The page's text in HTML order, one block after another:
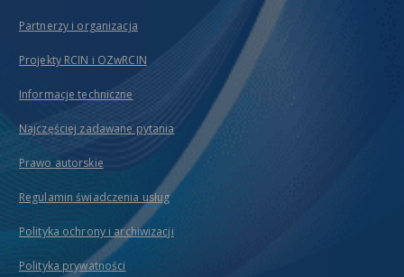
Partnerzy i organizacja
Projekty RCIN i OZwRCIN
Informacje techniczne
Najczęściej zadawane pytania
Prawo autorskie
Regulamin świadczenia usług
Polityka ochrony i archiwizacji
Polityka prywatności